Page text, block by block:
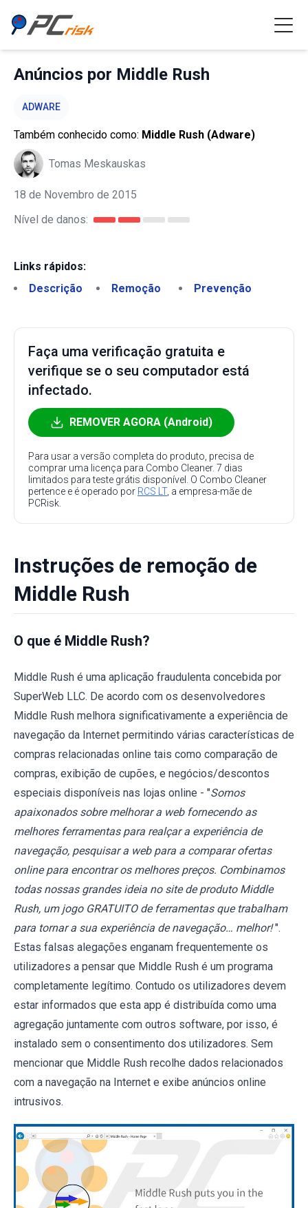
Anúncios por Middle Rush
ADWARE
Também conhecido como: Middle Rush (Adware)
Tomas Meskauskas
18 de Novembro de 2015
Nível de danos:
Links rápidos:
Descrição
Remoção Prevenção
Faça uma verificação gratuita e
verifique se o seu computador está
infectado.
REMOVER AGORA (Android)
Para usar a versão completa do produto, precisa de
comprar uma licença para Combo Cleaner. 7 dias
limitados para teste grátis disponível. O Combo Cleaner
pertence e é operado por RCS LT, a empresa-mãe de
PCRisk.
Instruções de remoção de
Middle Rush
O que é Middle Rush?
Middle Rush é uma aplicação fraudulenta concebida por
SuperWeb LLC. De acordo com os desenvolvedores
Middle Rush melhora significativamente a experiência de
navegação da Internet permitindo várias características de
compras relacionadas online tais como comparação de
compras, exibição de cupões, e negócios/descontos
especiais disponíveis nas lojas online - "Somos
apaixonados sobre melhorar a web fornecendo as
melhores ferramentas para realçar a experiência de
navegação, pesquisar a web para a comparar ofertas
online para encontrar os melhores preços. Combinamos
todas nossas grandes ideia no site de produto Middle
Rush, um jogo GRATUITO de ferramentas que trabalham
para tornar a sua experiência de navegação… melhor! ".
Estas falsas alegações enganam frequentemente os
utilizadores a pensar que Middle Rush é um programa
completamente legítimo. Contudo os utilizadores devem
estar informados que esta app é distribuída como uma
agregação juntamente com outros software, por isso, é
instalado sem o consentimento dos utilizadores. Sem
mencionar que Middle Rush recolhe dados relacionados
com a navegação na Internet e exibe anúncios online
intrusivos.